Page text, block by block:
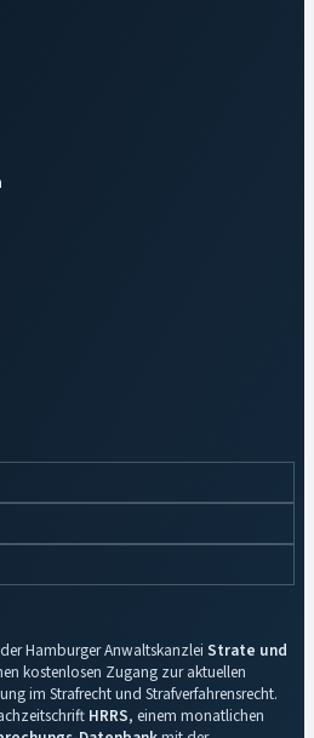
Hamburger Anwaltskanzlei Strate und
kostenlosen Zugang zur aktuellen
im Strafrecht und Strafverfahrensrecht.
HRRS, einem monatlichen